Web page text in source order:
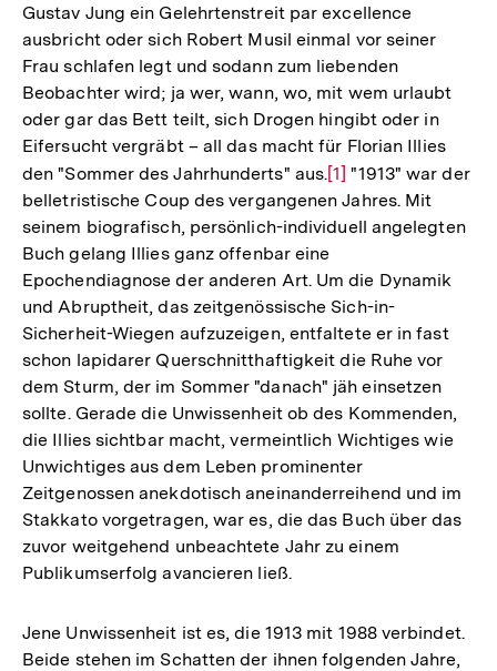
Gustav Jung ein Gelehrtenstreit par excellence
ausbricht oder sich Robert Musil einmal vor seiner
Frau schlafen legt und sodann zum liebenden
Beobachter wird; ja wer, wann, wo, mit wem urlaubt
oder gar das Bett teilt, sich Drogen hingibt oder in
Eifersucht vergräbt – all das macht für Florian Illies
den "Sommer des Jahrhunderts" aus.Zur
Auflösung
der
Fußnote
[1] "1913" war der
belletristische Coup des vergangenen Jahres. Mit
seinem biografisch, persönlich-individuell angelegten
Buch gelang Illies ganz offenbar eine
Epochendiagnose der anderen Art. Um die Dynamik
und Abruptheit, das zeitgenössische Sich-in-
Sicherheit-Wiegen aufzuzeigen, entfaltete er in fast
schon lapidarer Querschnitthaftigkeit die Ruhe vor
dem Sturm, der im Sommer "danach" jäh einsetzen
sollte. Gerade die Unwissenheit ob des Kommenden,
die Illies sichtbar macht, vermeintlich Wichtiges wie
Unwichtiges aus dem Leben prominenter
Zeitgenossen anekdotisch aneinanderreihend und im
Stakkato vorgetragen, war es, die das Buch über das
zuvor weitgehend unbeachtete Jahr zu einem
Publikumserfolg avancieren ließ.
Jene Unwissenheit ist es, die 1913 mit 1988 verbindet.
Beide stehen im Schatten der ihnen folgenden Jahre,